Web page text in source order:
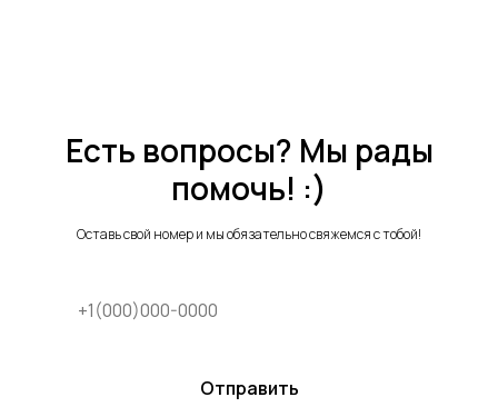
Есть вопросы? Мы рады
помочь! :)
Оставь свой номер и мы обязательно свяжемся с тобой!
Отправить